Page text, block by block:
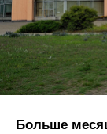
Больше